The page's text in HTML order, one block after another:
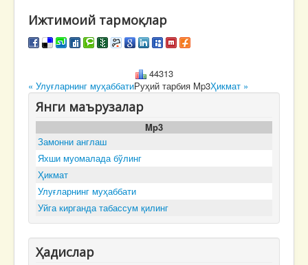
Ижтимоий тармоқлар
44313
« Улуғларнинг муҳаббатиРуҳий тарбия Mp3Ҳикмат »
Янги маърузалар
Mp3
Замонни англаш
Яхши муомалада бўлинг
Ҳикмат
Улуғларнинг муҳаббати
Уйга кирганда табассум қилинг
Ҳадислар